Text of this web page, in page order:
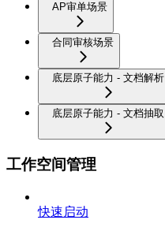
AP审单场景
合同审核场景
底层原子能力 - 文档解析
底层原子能力 - 文档抽取
工作空间管理
快速启动